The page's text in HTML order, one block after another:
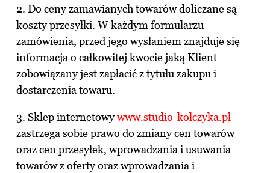
2. Do ceny zamawianych towarów doliczane są
koszty przesyłki. W każdym formularzu
zamówienia, przed jego wysłaniem znajduje się
informacja o całkowitej kwocie jaką Klient
zobowiązany jest zapłacić z tytułu zakupu i
dostarczenia towaru.
3. Sklep internetowywww.studio-kolczyka.pl
zastrzega sobie prawo do zmiany cen towarów
oraz cen przesyłek, wprowadzania i usuwania
towarów z oferty oraz wprowadzania i